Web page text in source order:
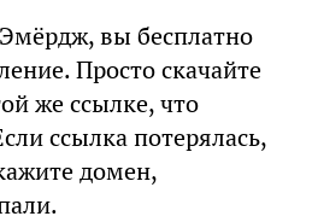
вы бесплатно
Просто скачайте
же ссылке, что
ссылка потерялась,
домен,